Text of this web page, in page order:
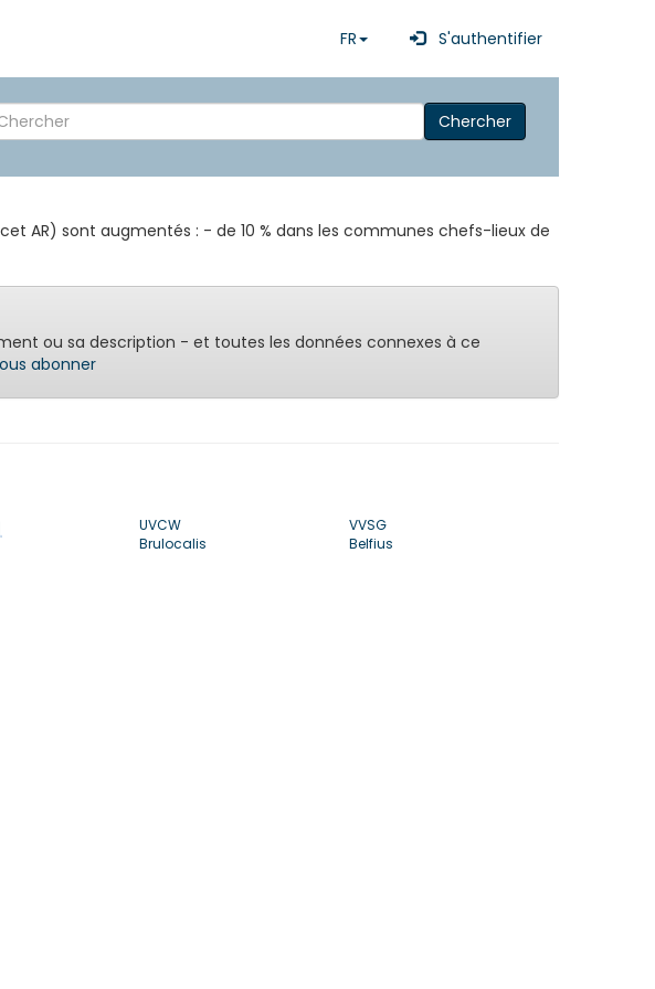
FR S'authentifier
Chercher
AR) sont augmentés : - de 10 % dans les communes chefs-lieux de
ou sa description - et toutes les données connexes à ce
abonner
UVCW
Brulocalis
VVSG
Belfius